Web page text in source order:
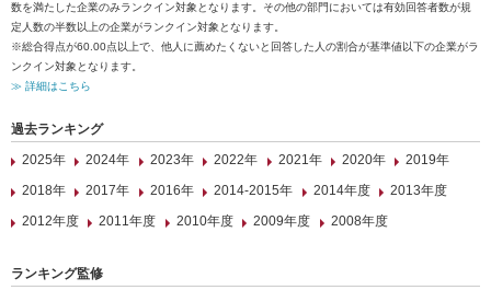
数を満たした企業のみランクイン対象となります。その他の部門においては有効回答者数が規
定人数の半数以上の企業がランクイン対象となります。
※総合得点が60.00点以上で、他人に薦めたくないと回答した人の割合が基準値以下の企業がラ
ンクイン対象となります。
≫ 詳細はこちら
過去ランキング
2025年
2024年 2023年 2022年 2021年 2020年
2019年
2018年
2017年 2016年 2014-2015年 2014年度
2013年度
2012年度
2011年度 2010年度 2009年度 2008年度
ランキング監修